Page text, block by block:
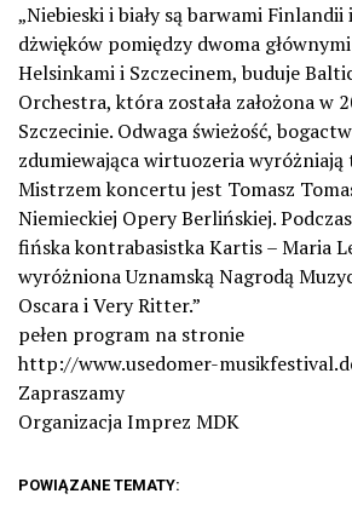
„Niebieski i biały są barwami
dżwięków pomiędzy dwoma
Helsinkami i Szczecinem, buduje
Orchestra, która została założona w
Szczecinie. Odwaga świeżość,
zdumiewająca wirtuozeria wyróżniają
Mistrzem koncertu jest Tomasz
Niemieckiej Opery Berlińskiej.
fińska kontrabasistka Kartis – Maria
wyróżniona Uznamską Nagrodą
Oscara i Very Ritter.”
pełen program na stronie
http://www.usedomer-
Zapraszamy
Organizacja Imprez MDK
POWIĄZANE TEMATY: